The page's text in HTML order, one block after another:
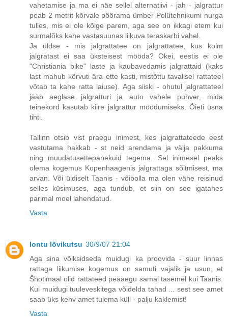
vahetamise ja ma ei näe sellel alternatiivi - jah - jalgrattur
peab 2 metrit kõrvale pöörama ümber Polütehnikumi nurga
tulles, mis ei ole kõige parem, aga see on ikkagi etem kui
surmalõks kahe vastasuunas liikuva teraskarbi vahel.
Ja üldse - mis jalgrattatee on jalgrattatee, kus kolm
jalgratast ei saa üksteisest mööda? Okei, eestis ei ole
"Christiania bike" laste ja kaubavedamis jalgrattaid (kaks
last mahub kõrvuti ära ette kasti, mistõttu tavalisel rattateel
võtab ta kahe ratta laiuse). Aga siiski - ohutul jalgrattateel
jääb aeglase jalgratturi ja auto vahele puhver, mida
teinekord kasutab kiire jalgrattur möödumiseks. Õieti üsna
tihti.
Tallinn otsib vist praegu inimest, kes jalgrattateede eest
vastutama hakkab - st neid arendama ja välja pakkuma
ning muudatusettepanekuid tegema. Sel inimesel peaks
olema kogemus Kopenhaagenis jalgrattaga sõitmisest, ma
arvan. Või üldiselt Taanis - võibolla ma olen vähe reisinud
selles küsimuses, aga tundub, et siin on see igatahes
parimal moel lahendatud.
Vasta
lontu lõvikutsu 30/9/07 21:04
Aga sina võiksidseda muidugi ka proovida - suur linnas
rattaga liikumise kogemus on samuti vajalik ja usun, et
Šhotimaal olid rattateed peaaegu samal tasemel kui Taanis.
Kui muidugi tuuleveskitega võidelda tahad ... sest see amet
saab üks kehv amet tulema küll - palju kaklemist!
Vasta